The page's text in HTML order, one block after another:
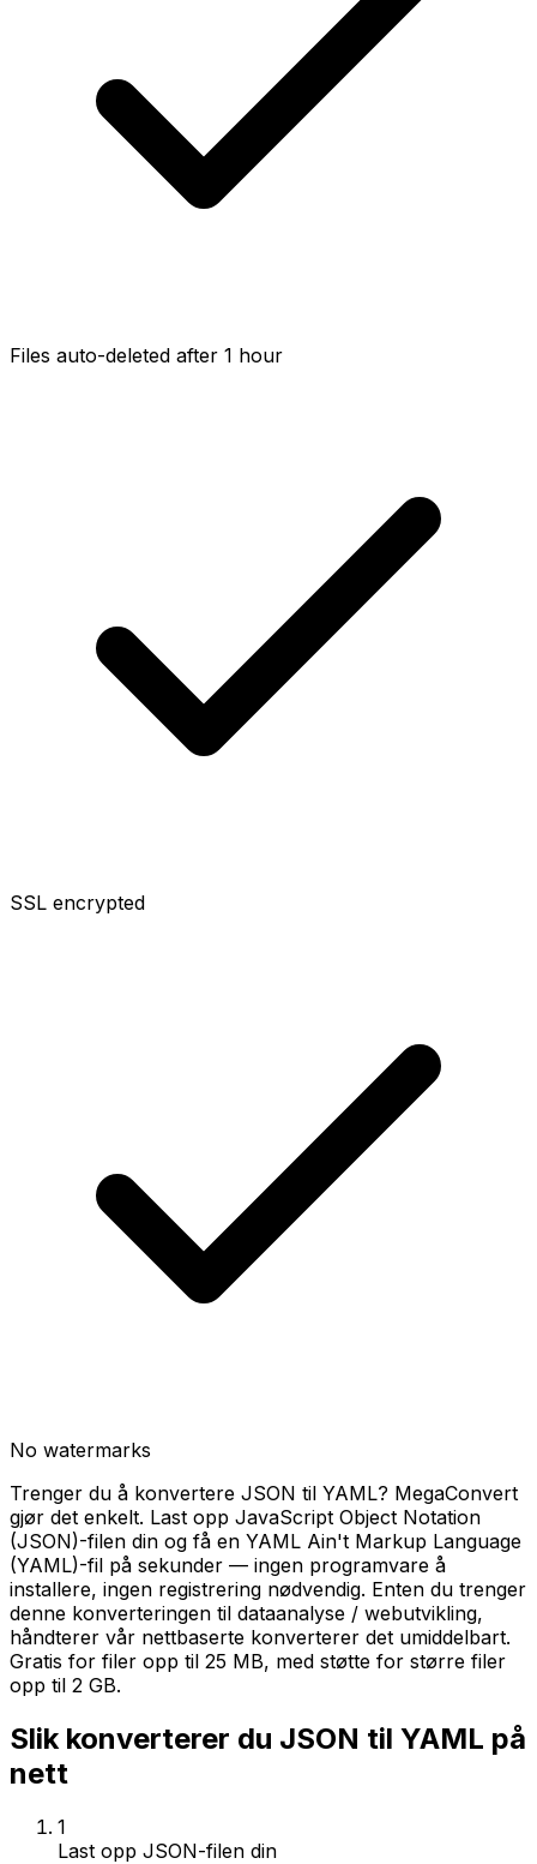
Files auto-deleted after 1 hour
SSL encrypted
No watermarks
Trenger du å konvertere JSON til YAML? MegaConvert
gjør det enkelt. Last opp JavaScript Object Notation
(JSON)-filen din og få en YAML Ain't Markup Language
(YAML)-fil på sekunder — ingen programvare å
installere, ingen registrering nødvendig. Enten du trenger
denne konverteringen til dataanalyse / webutvikling,
håndterer vår nettbaserte konverterer det umiddelbart.
Gratis for filer opp til 25 MB, med støtte for større filer
opp til 2 GB.
Slik konverterer du JSON til YAML på
nett
1
Last opp JSON-filen din